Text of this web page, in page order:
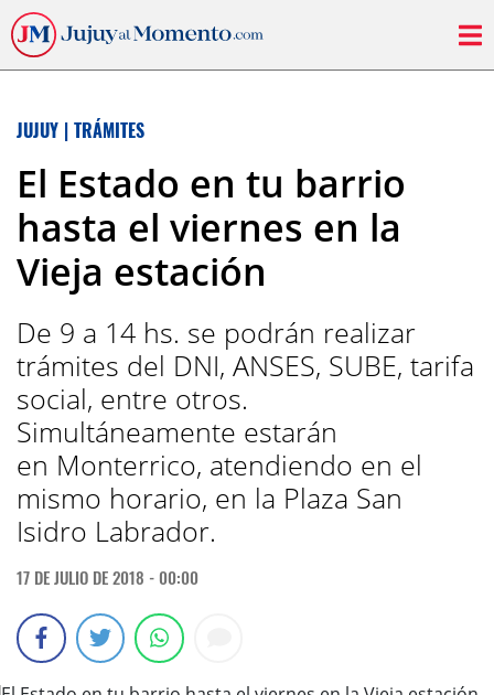
JUJUY | TRÁMITES
El Estado en tu barrio
hasta el viernes en la
Vieja estación
De 9 a 14 hs. se podrán realizar
trámites del DNI, ANSES, SUBE, tarifa
social, entre otros.
Simultáneamente estarán
en Monterrico, atendiendo en el
mismo horario, en la Plaza San
Isidro Labrador.
17 DE JULIO DE 2018 - 00:00